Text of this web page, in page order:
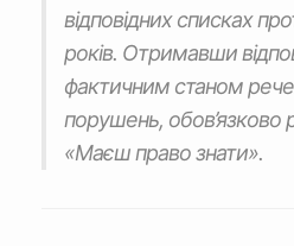
відповідних списках
років. Отримавши
фактичним станом
порушень, обов’язково
«Маєш право знати».